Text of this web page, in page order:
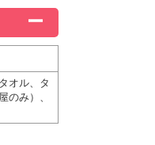
オル、タ
のみ）、